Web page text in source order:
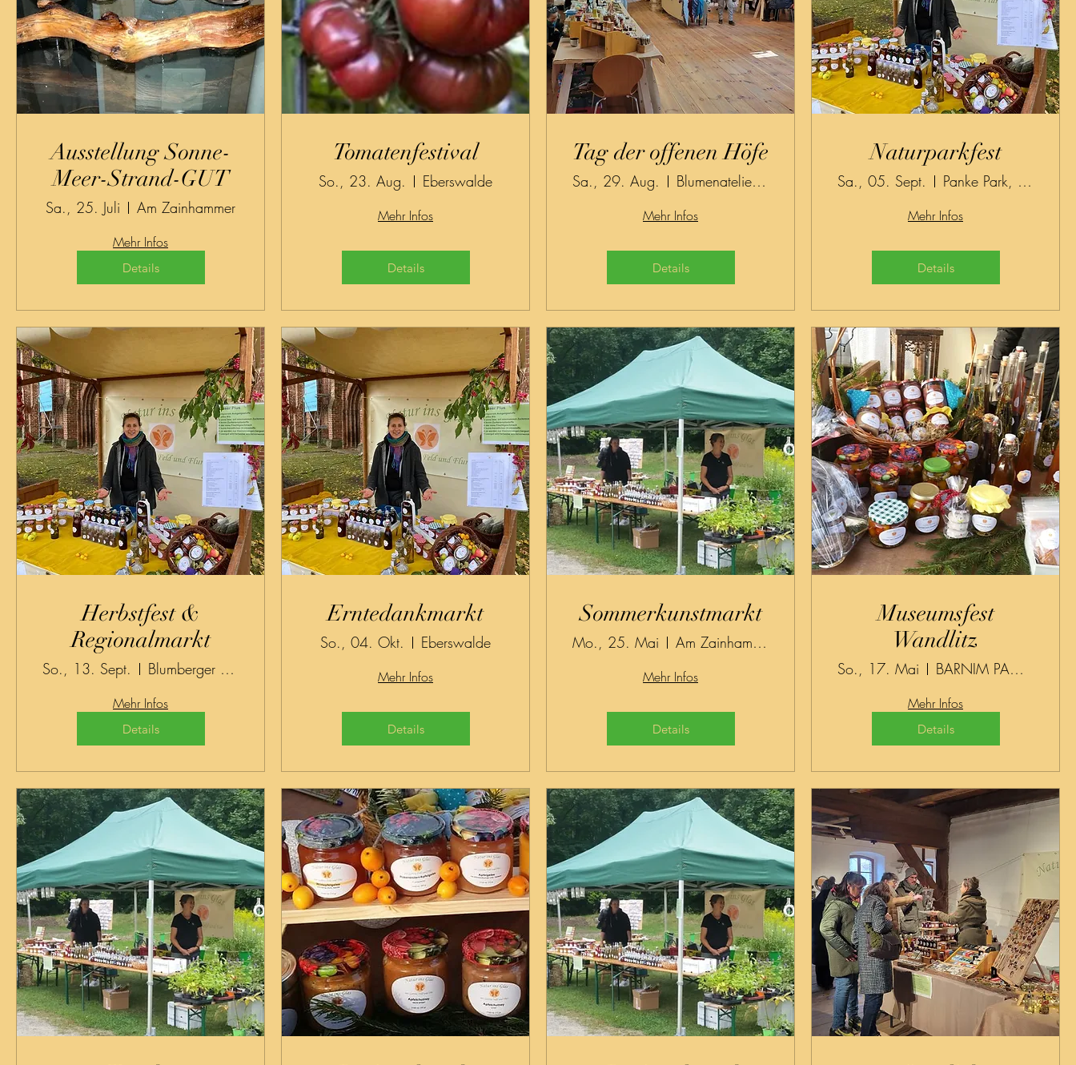
Ausstellung Sonne-
Meer-Strand-GUT
Sa., 25. Juli Am Zainhammer
Mehr Infos
Details
Tomatenfestival
So., 23. Aug. Eberswalde
Mehr Infos
Details
Tag der offenen Höfe
Sa., 29. Aug. Blumenatelier Angermünder Str. 62
Mehr Infos
Details
Naturparkfest
Sa., 05. Sept. Panke Park, Bernau
Mehr Infos
Details
Herbstfest &
Regionalmarkt
So., 13. Sept. Blumberger Mühle
Mehr Infos
Details
Erntedankmarkt
So., 04. Okt. Eberswalde
Mehr Infos
Details
Sommerkunstmarkt
Mo., 25. Mai Am Zainhammer
Mehr Infos
Details
Museumsfest
Wandlitz
So., 17. Mai BARNIM PANORAMA Naturparkzentrum - Agrar
Mehr Infos
Details